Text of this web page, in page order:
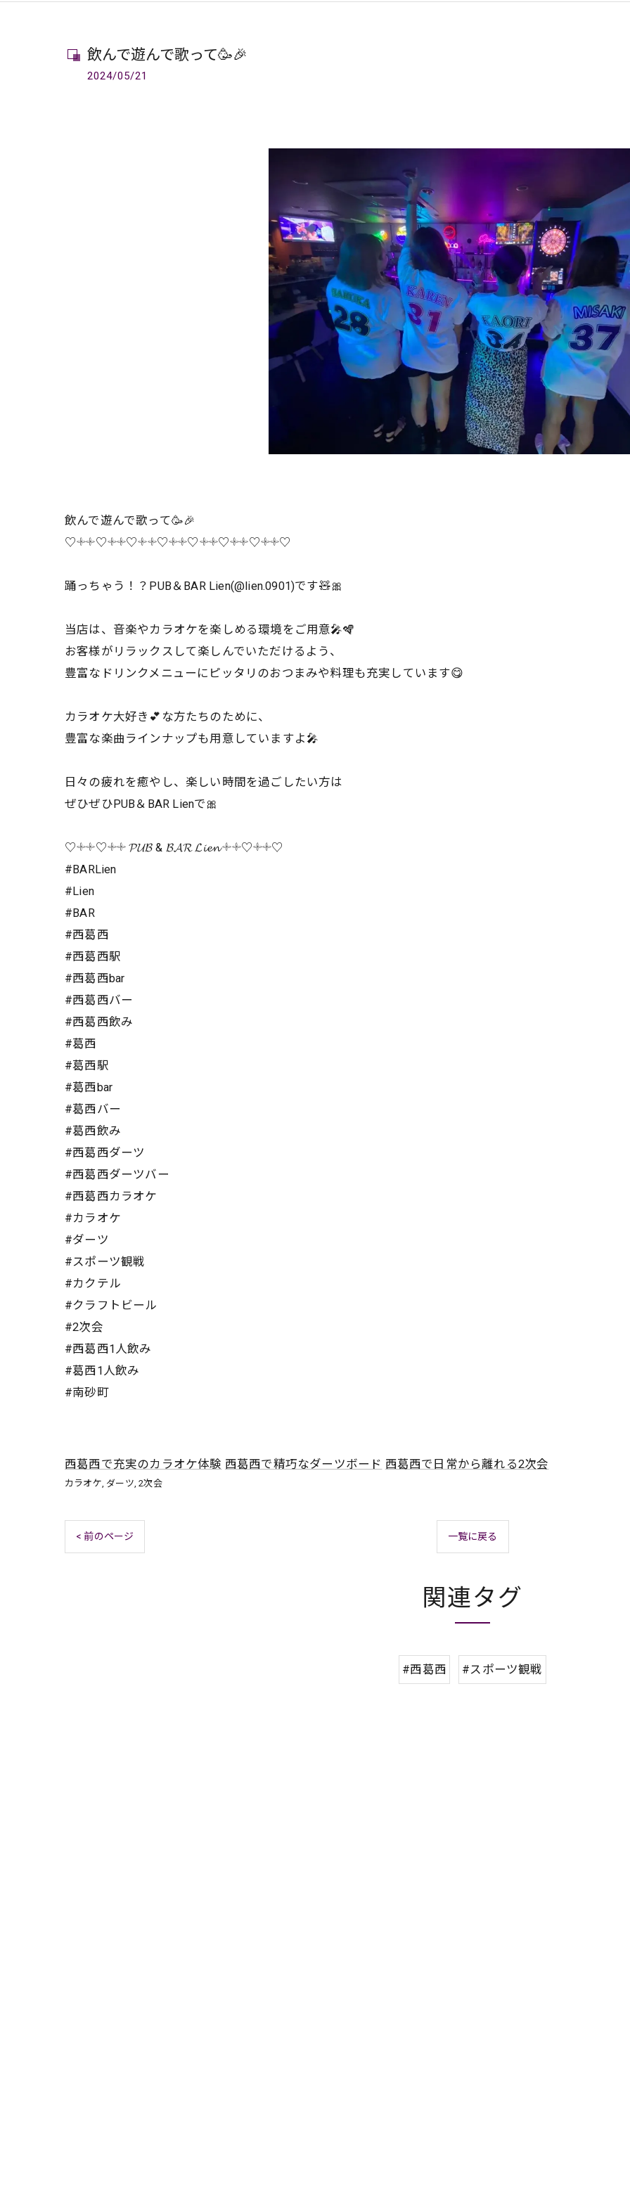
飲んで遊んで歌って🥳🎉
2024/05/21
飲んで遊んで歌って🥳🎉
♡𓇬𓇬♡𓇬𓇬♡𓇬𓇬♡𓇬𓇬♡𓇬𓇬♡𓇬𓇬♡𓇬𓇬♡
踊っちゃう！？PUB＆BAR Lien(@lien.0901)です🧸🎀
当店は、音楽やカラオケを楽しめる環境をご用意🎤🪇
お客様がリラックスして楽しんでいただけるよう、
豊富なドリンクメニューにピッタリのおつまみや料理も充実しています😋
カラオケ大好き💕な方たちのために、
豊富な楽曲ラインナップも用意していますよ🎤
日々の疲れを癒やし、楽しい時間を過ごしたい方は
ぜひぜひPUB＆BAR Lienで🎀
♡𓇬𓇬♡𓇬𓇬 𝓟𝓤𝓑 & 𝓑𝓐𝓡 𝓛𝓲𝓮𝓷 𓇬𓇬♡𓇬𓇬♡
#BARLien
#Lien
#BAR
#西葛西
#西葛西駅
#西葛西bar
#西葛西バー
#西葛西飲み
#葛西
#葛西駅
#葛西bar
#葛西バー
#葛西飲み
#西葛西ダーツ
#西葛西ダーツバー
#西葛西カラオケ
#カラオケ
#ダーツ
#スポーツ観戦
#カクテル
#クラフトビール
#2次会
#西葛西1人飲み
#葛西1人飲み
#南砂町
西葛西で充実のカラオケ体験 西葛西で精巧なダーツボード 西葛西で日常から離れる2次会
カラオケ ダーツ 2次会
< 前のページ 一覧に戻る
関連タグ
#西葛西 #スポーツ観戦